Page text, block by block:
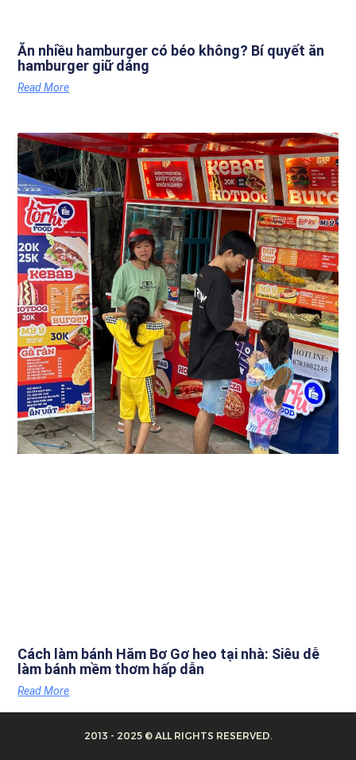
Ăn nhiều hamburger có béo không? Bí quyết ăn
hamburger giữ dáng
Read More
Cách làm bánh Hăm Bơ Gơ heo tại nhà: Siêu dễ
làm bánh mềm thơm hấp dẫn
Read More
2013 - 2025 © ALL RIGHTS RESERVED.